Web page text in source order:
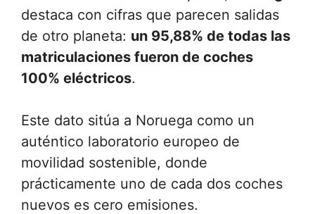
destaca con cifras que parecen salidas
de otro planeta: un 95,88% de todas las
matriculaciones fueron de coches
100% eléctricos.
Este dato sitúa a Noruega como un
auténtico laboratorio europeo de
movilidad sostenible, donde
prácticamente uno de cada dos coches
nuevos es cero emisiones.